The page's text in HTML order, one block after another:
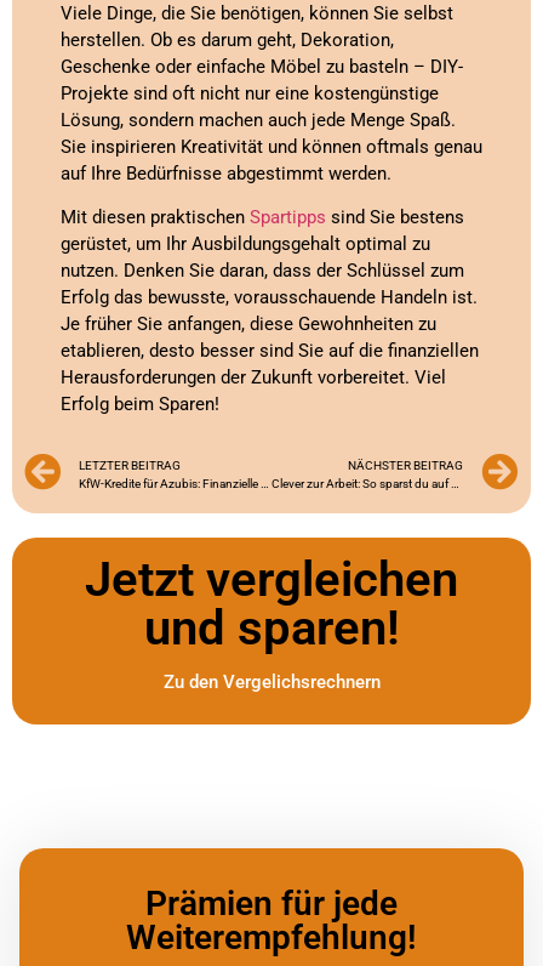
Viele Dinge, die Sie benötigen, können Sie selbst
herstellen. Ob es darum geht, Dekoration,
Geschenke oder einfache Möbel zu basteln – DIY-
Projekte sind oft nicht nur eine kostengünstige
Lösung, sondern machen auch jede Menge Spaß.
Sie inspirieren Kreativität und können oftmals genau
auf Ihre Bedürfnisse abgestimmt werden.
Mit diesen praktischen Spartipps sind Sie bestens
gerüstet, um Ihr Ausbildungsgehalt optimal zu
nutzen. Denken Sie daran, dass der Schlüssel zum
Erfolg das bewusste, vorausschauende Handeln ist.
Je früher Sie anfangen, diese Gewohnheiten zu
etablieren, desto besser sind Sie auf die finanziellen
Herausforderungen der Zukunft vorbereitet. Viel
Erfolg beim Sparen!
LETZTER BEITRAG
NÄCHSTER BEITRAG
Jetzt vergleichen
und sparen!
Zu den Vergelichsrechnern
Prämien für jede
Weiterempfehlung!